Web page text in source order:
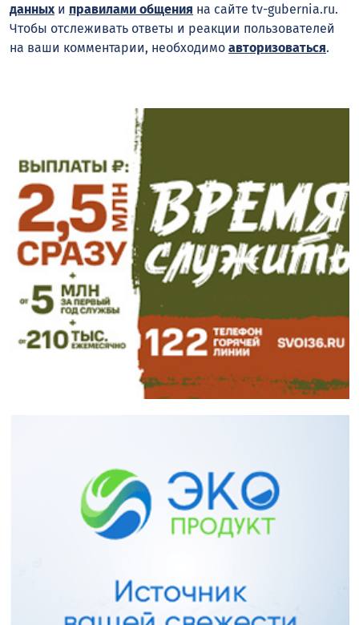
данныхи правилами общения на сайте tv-gubernia.ru.
Чтобы отслеживать ответы и реакции пользователей
на ваши комментарии, необходимо авторизоваться.